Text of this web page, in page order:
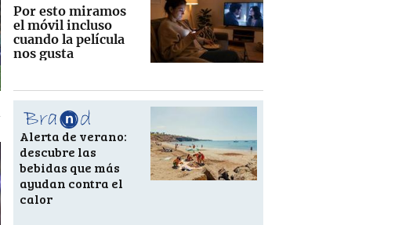
Por esto miramos
el móvil incluso
cuando la película
nos gusta
Alerta de verano:
descubre las
bebidas que más
ayudan contra el
calor